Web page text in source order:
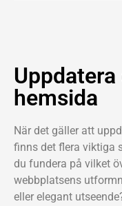
hemsida
När det gäller att
finns det flera viktiga
du fundera på vilket
webbplatsens
eller elegant